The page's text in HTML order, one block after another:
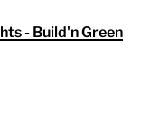
- Build'n Green